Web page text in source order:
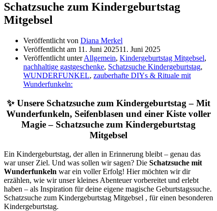
Schatzsuche zum Kindergeburtstag
Mitgebsel
Veröffentlicht von Diana Merkel
Veröffentlicht am 11. Juni 202511. Juni 2025
Veröffentlicht unterAllgemein, Kindergeburtstag Mitgebsel,
nachhaltige gastgeschenke, Schatzsuche Kindergeburtstag,
WUNDERFUNKEL, zauberhafte DIYs & Rituale mit
Wunderfunkeln:
✨ Unsere Schatzsuche zum Kindergeburtstag – Mit
Wunderfunkeln, Seifenblasen und einer Kiste voller
Magie – Schatzsuche zum Kindergeburtstag
Mitgebsel
Ein Kindergeburtstag, der allen in Erinnerung bleibt – genau das
war unser Ziel. Und was sollen wir sagen? Die Schatzsuche mit
Wunderfunkeln war ein voller Erfolg! Hier möchten wir dir
erzählen, wie wir unser kleines Abenteuer vorbereitet und erlebt
haben – als Inspiration für deine eigene magische Geburtstagssuche.
Schatzsuche zum Kindergeburtstag Mitgebsel , für einen besonderen
Kindergeburtstag.